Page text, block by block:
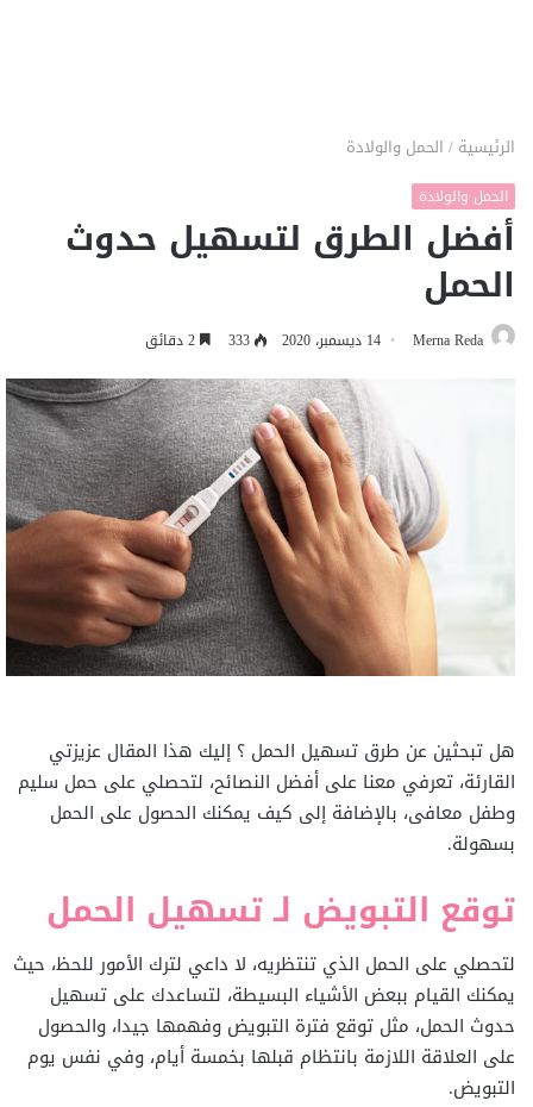
الرئيسية / الحمل والولادة
الحمل والولادة
أفضل الطرق لتسهيل حدوث
الحمل
Merna Reda 14 ديسمبر، 2020 333
هل تبحثين عن طرق تسهيل الحمل ؟ إليك هذا المقال عزيزتي
القارئة، تعرفي معنا على أفضل النصائح، لتحصلي على حمل سليم
وطفل معافى، بالإضافة إلى كيف يمكنك الحصول على الحمل
بسهولة.
توقع التبويض لـ تسهيل الحمل
لتحصلي على الحمل الذي تنتظريه، لا داعي لترك الأمور للحظ، حيث
يمكنك القيام ببعض الأشياء البسيطة، لتساعدك على تسهيل
حدوث الحمل، مثل توقع فترة التبويض وفهمها جيدا، والحصول
على العلاقة اللازمة بانتظام قبلها بخمسة أيام، وفي نفس يوم
التبويض.